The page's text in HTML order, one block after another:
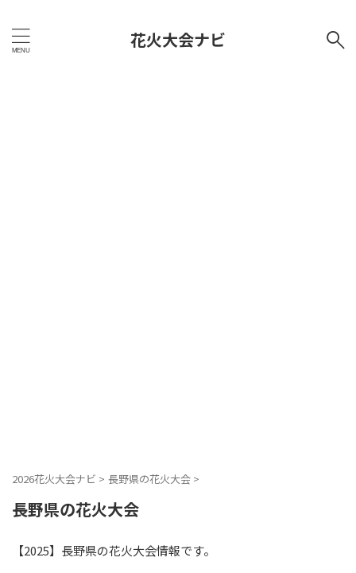
花火大会ナビ
2026花火大会ナビ > 長野県の花火大会 >
長野県の花火大会
【2025】長野県の花火大会情報です。